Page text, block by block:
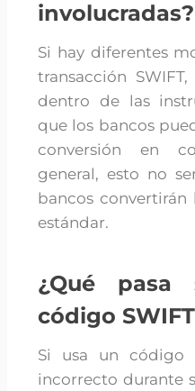
involucradas?
Si hay diferentes
transacción
dentro de las
que los bancos
conversión en
general, esto no
bancos convertirán
estándar.
¿Qué
código
Si usa un código
incorrecto durante